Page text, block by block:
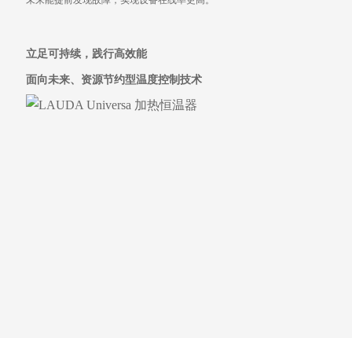
立足可持续，践行高效能
面向未来、资源节约型温度控制技术